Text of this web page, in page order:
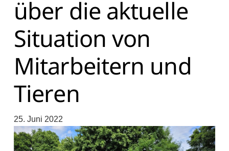
über die aktuelle
Situation von
Mitarbeitern und
Tieren
25. Juni 2022